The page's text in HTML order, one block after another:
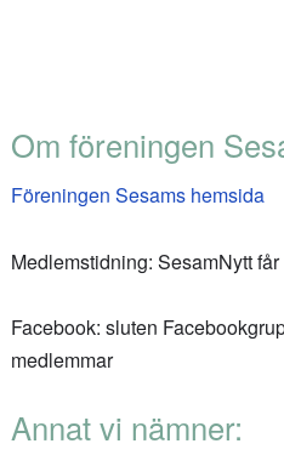
Om föreningen
Föreningen Sesams hemsida
Medlemstidning: SesamNytt
Facebook: sluten
medlemmar
Annat vi nämner: